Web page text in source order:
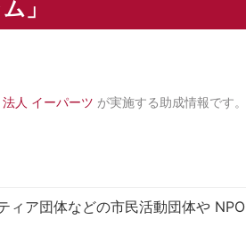
」
人 イーパーツ が実施する助成情報です。
ィア団体などの市民活動団体や NPO